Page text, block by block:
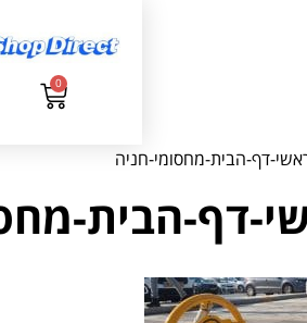
מחסומי-חניה